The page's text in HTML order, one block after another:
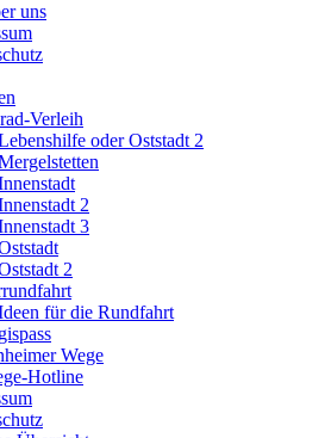
uns
Verleih
oder Oststadt 2
2
3
2
für die Rundfahrt
Wege
Hotline